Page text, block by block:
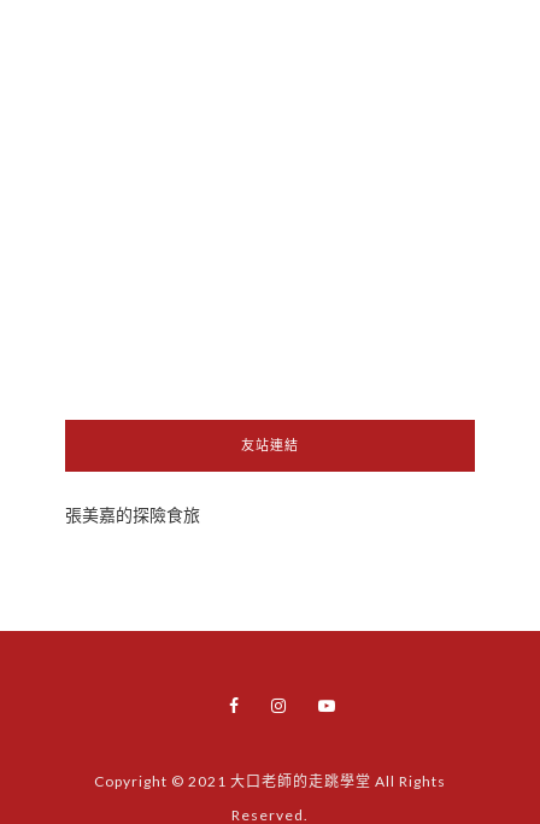
友站連結
張美嘉的探險食旅
Copyright © 2021 大口老師的走跳學堂 All Rights
Reserved.